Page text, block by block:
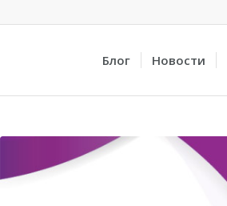
Блог Новости